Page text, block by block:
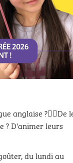
anglaise ?💂‍♂️De
? D'animer leurs
du lundi au